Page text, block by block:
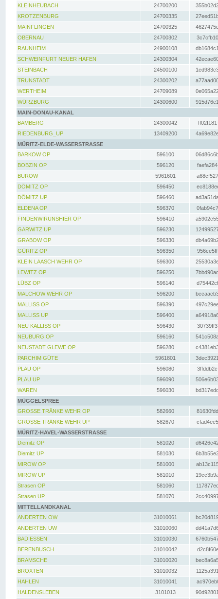
KLEINHEUBACH 24700200
KROTZENBURG
24700335
MAINFLINGEN
24700325
OBERNAU
24700302
RAUNHEIM
24900108
SCHWEINFURT NEUER HAFEN
24300304
STEINBACH
24500100
TRUNSTADT
24300202
WERTHEIM
24709089
WÜRZBURG
24300600
MAIN-DONAU-KANAL
BAMBERG
24300042
RIEDENBURG_UP
13409200
MÜRITZ-ELDE-WASSERSTRASSE
BARKOW OP
596100
BOBZIN OP
596120
BUROW
5961601
DÖMITZ OP
596450
DÖMITZ UP
596460
ELDENA OP
596370
FINDENWIRUNSHIER OP
596410
GARWITZ UP
596230
GRABOW OP
596330
GÜRITZ OP
596350
KLEIN LAASCH WEHR OP
596300
LEWITZ OP
596250
LÜBZ OP
596140
MALCHOW WEHR OP
596200
MALLISS OP
596390
MALLISS UP
596400
NEU KALLISS OP
596430
NEUBURG OP
596160
NEUSTADT GLEWE OP
596280
PARCHIM GÜTE
5961801
PLAU OP
596080
PLAU UP
596090
WAREN
596030
MÜGGELSPREE
GROSSE TRÄNKE WEHR OP
582660
GROSSE TRÄNKE WEHR UP
582670
MÜRITZ-HAVEL-WASSERSTRASSE
Diemitz OP
581020
Diemitz UP
581030
MIROW OP
581000
MIROW UP
581010
Strasen OP
581060
Strasen UP
581070
MITTELLANDKANAL
ANDERTEN OW
31010061
ANDERTEN UW
31010060
BAD ESSEN
31010030
BERENBUSCH
31010042
BRAMSCHE
31010020
BROXTEN
31010032
HAHLEN
31010041
HALDENSLEBEN
3101013